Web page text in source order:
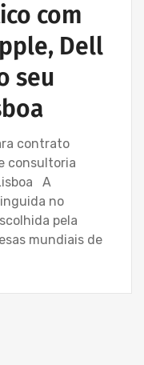
com
Dell
seu
contrato
consultoria
A
no
pela
mundiais de